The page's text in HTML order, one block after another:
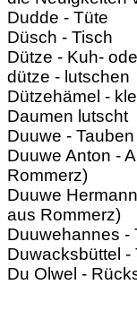
Dudde - Tüte
Düsch - Tisch
Dütze - Kuh-
dütze - lutschen
Dützehämel -
Daumen lutscht
Duuwe - Tauben
Duuwe Anton -
Rommerz)
Duuwe
aus Rommerz)
Duuwehannes -
Duwacksbüttel -
Du Olwel -